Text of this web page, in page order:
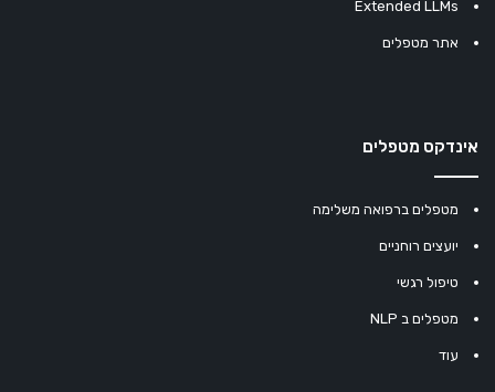
Extended LLMs
אתר מטפלים
אינדקס מטפלים
מטפלים ברפואה משלימה
יועצים רוחניים
טיפול רגשי
מטפלים ב NLP
עוד